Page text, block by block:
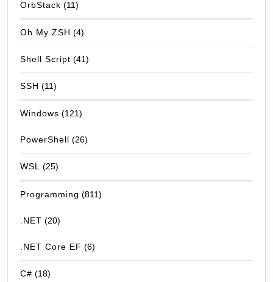
OrbStack (11)
Oh My ZSH (4)
Shell Script (41)
SSH (11)
Windows (121)
PowerShell (26)
WSL (25)
Programming (811)
.NET (20)
.NET Core EF (6)
C# (18)